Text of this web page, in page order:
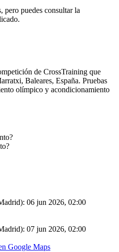
pero puedes consultar la
de CrossTraining que
Baleares, España. Pruebas
olímpico y acondicionamiento
06 jun 2026, 02:00
07 jun 2026, 02:00
Google Maps